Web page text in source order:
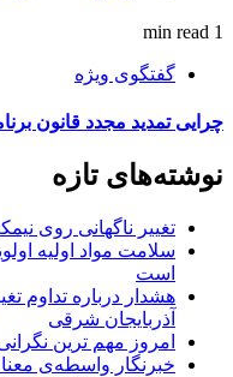
1 min read
گفتگوی ویژه
چرایی تمدید مجدد قانون
نوشته‌های تازه
تغییر ناگهانی روی
سلامت مواد اولیه
است
هشدار درباره تداوم
آذربایجان شرقی
امروز مهم‌ ترین
خبرنگار واسطه‌ی